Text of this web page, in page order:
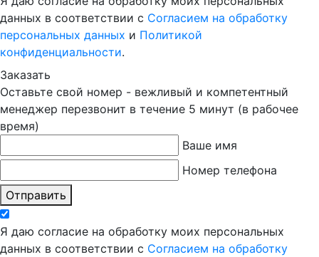
данных в соответствии с Согласием на обработку
персональных данных и Политикой
конфиденциальности.
Заказать
Оставьте свой номер - вежливый и компетентный
менеджер перезвонит в течение 5 минут (в рабочее
время)
Ваше имя
Номер телефона
Отправить
Я даю согласие на обработку моих персональных
данных в соответствии с Согласием на обработку